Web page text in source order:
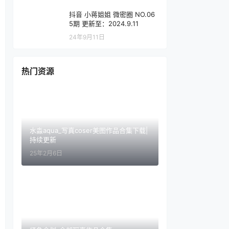
抖音 小蒋姐姐 微密圈 NO.06
5期 更新至：2024.9.11
24年9月11日
热门资源
水淼aqua_写真coser美图作品合集下载|
持续更新
25年2月6日